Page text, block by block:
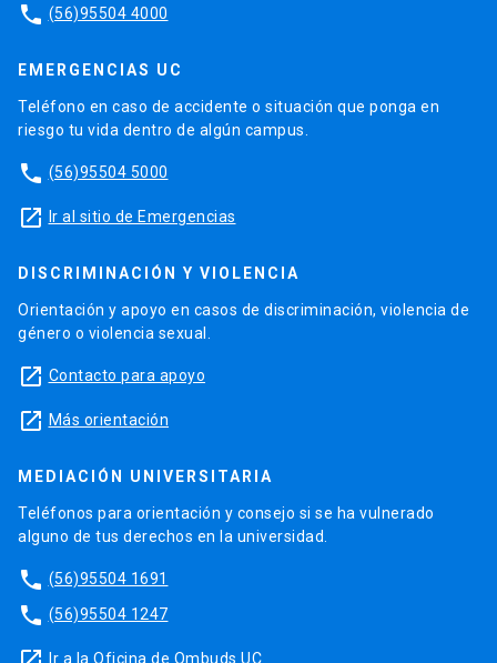
phone (56)95504 4000
EMERGENCIAS UC
Teléfono en caso de accidente o situación que ponga en
riesgo tu vida dentro de algún campus.
phone (56)95504 5000
launch Ir al sitio de Emergencias
DISCRIMINACIÓN Y VIOLENCIA
Orientación y apoyo en casos de discriminación, violencia de
género o violencia sexual.
launch Contacto para apoyo
launch Más orientación
MEDIACIÓN UNIVERSITARIA
Teléfonos para orientación y consejo si se ha vulnerado
alguno de tus derechos en la universidad.
phone (56)95504 1691
phone (56)95504 1247
Ir a la Oficina de Ombuds UC